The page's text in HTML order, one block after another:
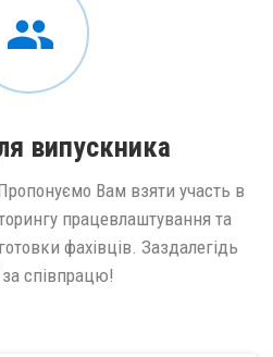
випускника
Вам взяти участь в
працевлаштування та
фахівців. Заздалегідь
за співпрацю!